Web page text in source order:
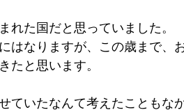
れた国だと思っていました。
はなりますが、この歳まで、
たと思います。
ていたなんて考えたこともな